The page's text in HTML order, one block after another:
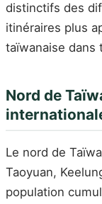
distinctifs des
itinéraires plus
taïwanaise dans
Nord de
Le nord de
Taoyuan,
population